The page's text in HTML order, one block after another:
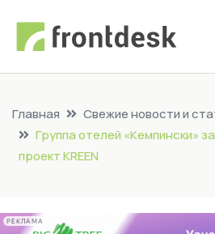
Главная
Свежие новости и
Группа отелей «Кемпински»
проект KREEN
РЕКЛАМА